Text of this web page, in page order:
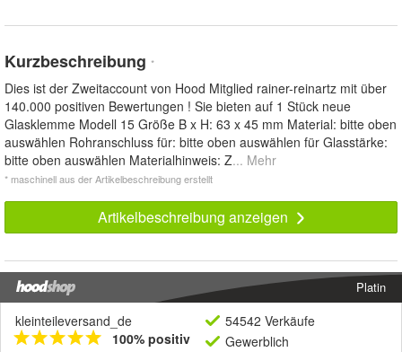
Kurzbeschreibung *
Dies ist der Zweitaccount von Hood Mitglied rainer-reinartz mit über
140.000 positiven Bewertungen ! Sie bieten auf 1 Stück neue
Glasklemme Modell 15 Größe B x H: 63 x 45 mm Material: bitte oben
auswählen Rohranschluss für: bitte oben auswählen für Glasstärke:
bitte oben auswählen Materialhinweis: Z... Mehr
* maschinell aus der Artikelbeschreibung erstellt
Artikelbeschreibung anzeigen
Platin
kleinteileversand_de
100% positiv
54542 Verkäufe
Gewerblich